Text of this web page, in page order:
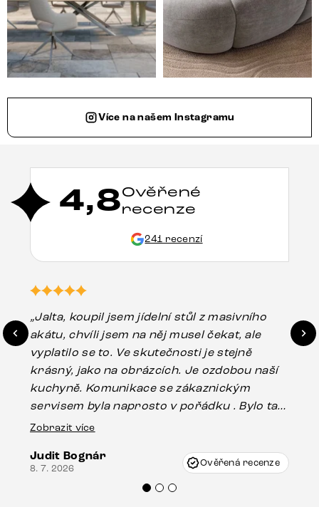
Více na našem Instagramu
4,8Ověřené
recenze
241 recenzí
„Jalta, koupil jsem jídelní stůl z masivního
akátu, chvíli jsem na něj musel čekat, ale
vyplatilo se to. Ve skutečnosti je stejně
krásný, jako na obrázcích. Je ozdobou naší
kuchyně. Komunikace se zákaznickým
servisem byla naprosto v pořádku . Bylo tam
drobné poškození u nohy stolu, které mohlo
Vincze mi velmi korektně vyšli vstříc.
Doporučuji produkty Delife všem.“
Zobrazit více
Judit Bognár
8. 7. 2026 Ověřená recenze